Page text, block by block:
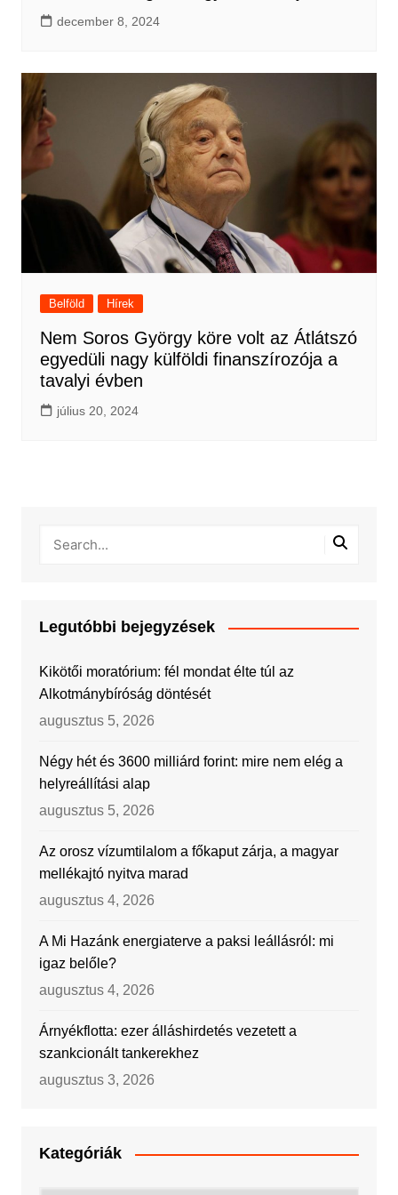
december 8, 2024
Belföld Hírek
Nem Soros György köre volt az Átlátszó
egyedüli nagy külföldi finanszírozója a
tavalyi évben
július 20, 2024
Legutóbbi bejegyzések
Kikötői moratórium: fél mondat élte túl az
Alkotmánybíróság döntését
augusztus 5, 2026
Négy hét és 3600 milliárd forint: mire nem elég a
helyreállítási alap
augusztus 5, 2026
Az orosz vízumtilalom a főkaput zárja, a magyar
mellékajtó nyitva marad
augusztus 4, 2026
A Mi Hazánk energiaterve a paksi leállásról: mi
igaz belőle?
augusztus 4, 2026
Árnyékflotta: ezer álláshirdetés vezetett a
szankcionált tankerekhez
augusztus 3, 2026
Kategóriák